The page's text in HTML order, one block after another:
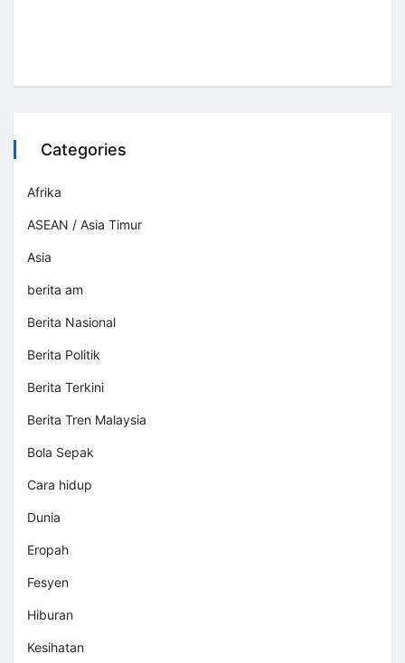
Categories
Afrika
ASEAN / Asia Timur
Asia
berita am
Berita Nasional
Berita Politik
Berita Terkini
Berita Tren Malaysia
Bola Sepak
Cara hidup
Dunia
Eropah
Fesyen
Hiburan
Kesihatan